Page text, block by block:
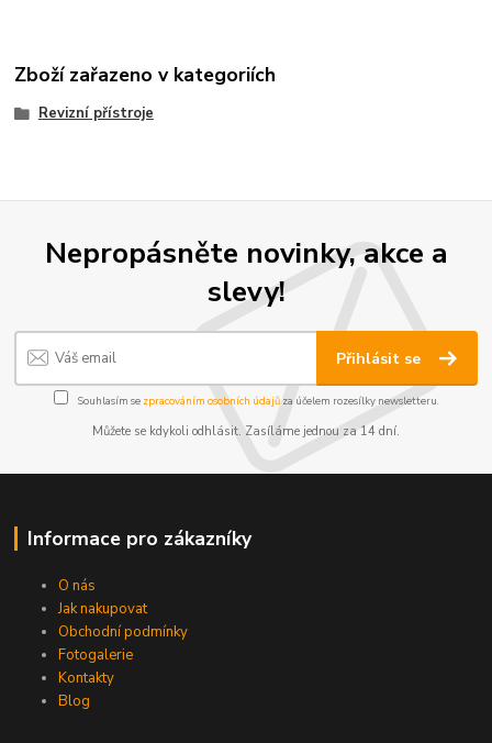
Zboží zařazeno v kategoriích
Revizní přístroje
Nepropásněte novinky, akce a
slevy!
Přihlásit se
Souhlasím se zpracováním osobních údajůza účelem rozesílky newsletteru.
Můžete se kdykoli odhlásit. Zasíláme jednou za 14 dní.
Informace pro zákazníky
O nás
Jak nakupovat
Obchodní podmínky
Fotogalerie
Kontakty
Blog